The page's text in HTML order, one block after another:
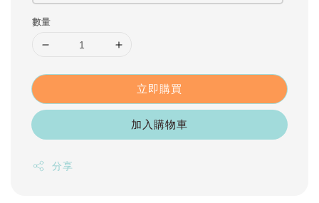
數量
立即購買
加入購物車
分享